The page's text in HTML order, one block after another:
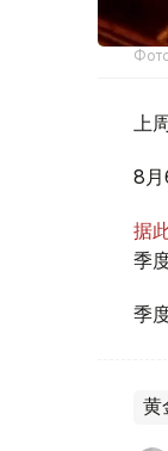
上
8月
据
季
季
黄